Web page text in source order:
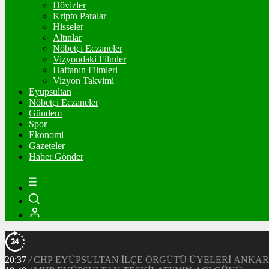
Dövizler
Kripto Paralar
Hisseler
Altınlar
Nöbetçi Eczaneler
Vizyondaki Filmler
Haftanın Filmleri
Vizyon Takvimi
Eyüpsultan
Nöbetçi Eczaneler
Gündem
Spor
Ekonomi
Gazeteler
Haber Gönder
20:37 / CHP EYÜPSULTAN İLÇE ÖRGÜTÜ ÜYELERİ